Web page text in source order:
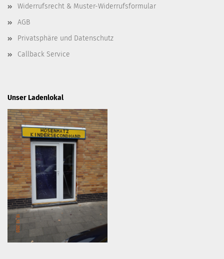
Widerrufsrecht & Muster-Widerrufsformular
AGB
Privatsphäre und Datenschutz
Callback Service
Unser Ladenlokal